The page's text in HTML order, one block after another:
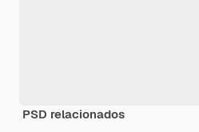
PSD relacionados